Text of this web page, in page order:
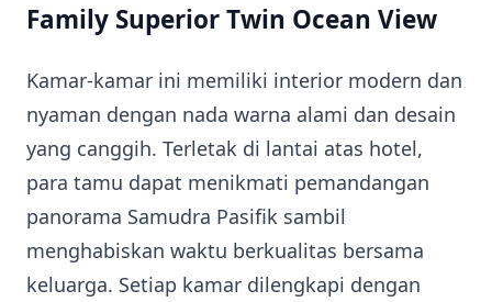
Family Superior Twin Ocean View
Kamar-kamar ini memiliki interior modern dan
nyaman dengan nada warna alami dan desain
yang canggih. Terletak di lantai atas hotel,
para tamu dapat menikmati pemandangan
panorama Samudra Pasifik sambil
menghabiskan waktu berkualitas bersama
keluarga. Setiap kamar dilengkapi dengan